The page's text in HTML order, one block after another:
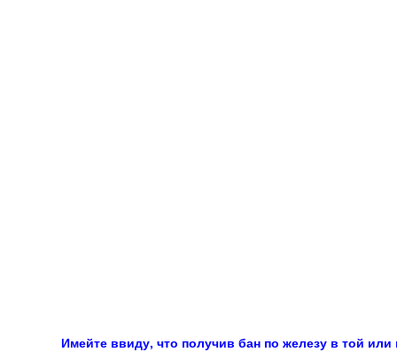
Имейте ввиду, что получив бан по железу в той